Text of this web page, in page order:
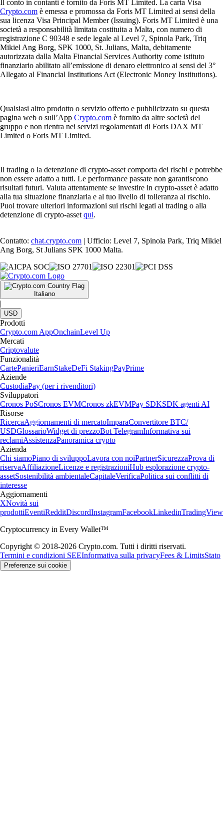
Il conto in contanti è fornito da Foris MT Limited. La carta Visa
Crypto.com è emessa e promossa da Foris MT Limited ai sensi della
sua licenza Visa Principal Member (Issuing). Foris MT Limited è una
società a responsabilità limitata costituita a Malta, con numero di
registrazione C 90348 e sede legale al Level 7, Spinola Park, Triq
Mikiel Ang Borg, SPK 1000, St. Julians, Malta, debitamente
autorizzata dalla Malta Financial Services Authority come istituto
finanziario abilitato all’emissione di denaro elettronico ai sensi del 3°
Allegato al Financial Institutions Act (Electronic Money Institutions).
Qualsiasi altro prodotto o servizio offerto e pubblicizzato su questa
pagina web o sull’App Crypto.com è fornito da altre società del
gruppo e non rientra nei servizi regolamentati di Foris DAX MT
Limited o Foris MT Limited.
Il trading o la detenzione di crypto-asset comporta dei rischi e potrebbe
non essere adatto a tutti. Le performance passate non garantiscono
risultati futuri. Valuta attentamente se investire in crypto-asset è adatto
alla tua situazione finanziaria e al tuo livello di tolleranza al rischio.
Puoi trovare ulteriori informazioni sui rischi legati al trading o alla
detenzione di crypto-asset qui.
Contatto: chat.crypto.com | Ufficio: Level 7, Spinola Park, Triq Mikiel
Ang Borg, St Julians SPK 1000 Malta.
Italiano
|
USD
Prodotti
Crypto.com AppOnchainLevel Up
Mercati
Criptovalute
Funzionalità
CartePanieriEarnStakeDeFi StakingPayPrime
Aziende
CustodiaPay (per i rivenditori)
Sviluppatori
Cronos PoSCronos EVMCronos zkEVMPay SDKSDK agenti AI
Risorse
RicercaAggiornamenti di mercatoImparaConvertitore BTC/
USDGlossarioWidget di prezzoBot TelegramInformativa sui
reclamiAssistenzaPanoramica crypto
Azienda
Chi siamoPiano di sviluppoLavora con noiPartnerSicurezzaProva di
riservaAffiliazioneLicenze e registrazioniHub esplorazione crypto-
assetSostenibilità ambientaleCapitaleVerificaPolitica sui conflitti di
interesse
Aggiornamenti
XNovità sui
prodottiEventiRedditDiscordInstagramFacebookLinkedinTradingView
Cryptocurrency in Every Wallet™
Copyright © 2018-2026 Crypto.com. Tutti i diritti riservati.
Termini e condizioni SEEInformativa sulla privacyFees & LimitsStato
Preferenze sui cookie